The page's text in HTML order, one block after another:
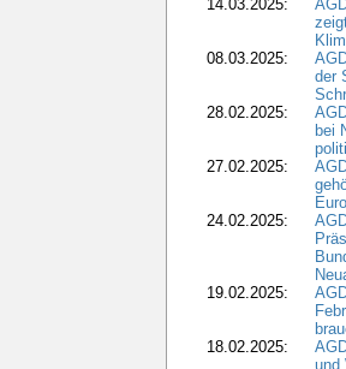
14.03.2025:
08.03.2025:
der
28.02.2025:
bei
27.02.2025:
24.02.2025:
19.02.2025:
18.02.2025:
und